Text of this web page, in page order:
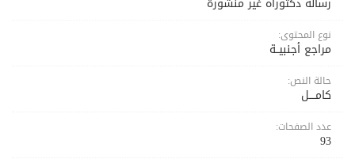
نوع المحتوى:
مراجع أجنبيــة
حالة النص:
كامــــل
عدد الصفحات:
93